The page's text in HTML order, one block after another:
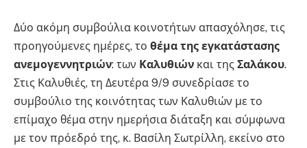
Δύο ακόμη συμβούλια κοινοτήτων απασχόλησε, τις
προηγούμενες ημέρες, το θέμα της εγκατάστασης
ανεμογεννητριών: των Καλυθιών και της Σαλάκου.
Στις Καλυθιές, τη Δευτέρα 9/9 συνεδρίασε το
συμβούλιο της κοινότητας των Καλυθιών με το
επίμαχο θέμα στην ημερήσια διάταξη και σύμφωνα
με τον πρόεδρό της, κ. Βασίλη Σωτρίλλη, εκείνο στο